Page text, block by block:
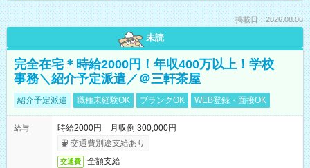
掲載日：2026.08.06
未読
完全在宅＊時給2000円！年収400万以上！学校
事務＼紹介予定派遣／＠三軒茶屋
紹介予定派遣 職種未経験OK ブランクOK WEB登録・面接OK
給与
時給2000円 月収例 300,000円
交通費別途支給あり
交通費 全額支給